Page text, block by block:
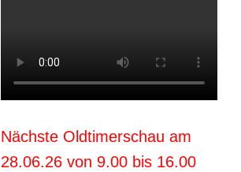
Nächste Oldtimerschau am
28.06.26 von 9.00 bis 16.00